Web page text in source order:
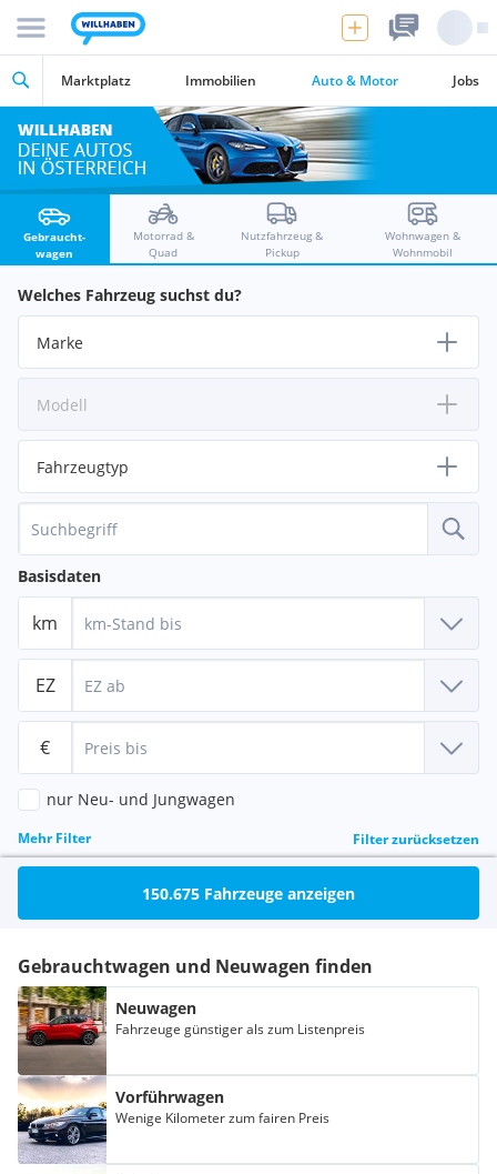
Marktplatz Immobilien Auto & Motor Jobs
Gebraucht­
wagen
Motorrad &
Quad
Nutzfahrzeug &
Pickup
Wohnwagen &
Wohnmobil
Welches Fahrzeug suchst du?
Marke
Modell
Fahrzeugtyp
Basisdaten
km
EZ
€
nur Neu- und Jungwagen
Mehr Filter Filter zurücksetzen
150.675 Fahrzeuge anzeigen
Gebrauchtwagen und Neuwagen finden
Neuwagen
Fahrzeuge günstiger als zum Listenpreis
Vorführwagen
Wenige Kilometer zum fairen Preis